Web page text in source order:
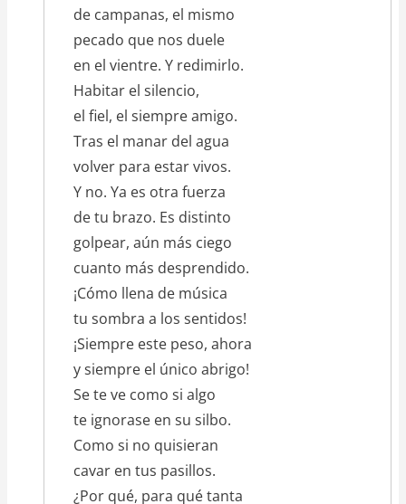
de campanas, el mismo
pecado que nos duele
en el vientre. Y redimirlo.
Habitar el silencio,
el fiel, el siempre amigo.
Tras el manar del agua
volver para estar vivos.
Y no. Ya es otra fuerza
de tu brazo. Es distinto
golpear, aún más ciego
cuanto más desprendido.
¡Cómo llena de música
tu sombra a los sentidos!
¡Siempre este peso, ahora
y siempre el único abrigo!
Se te ve como si algo
te ignorase en su silbo.
Como si no quisieran
cavar en tus pasillos.
¿Por qué, para qué tanta